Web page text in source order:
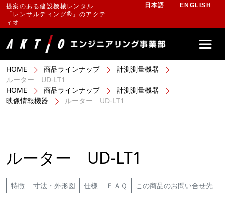
提案のある建設機械レンタル
「レンサルティング®」のアクテ
ィオ
日本語 ENGLISH
HOME 商品ラインナップ
計測測量機器
ルーター UD-LT1
HOME
商品ラインナップ
計測測量機器
映像情報機器
ルーター UD-LT1
ルーター UD-LT1
特徴 寸法・外形図 仕様 ＦＡＱ この商品のお問い合せ先